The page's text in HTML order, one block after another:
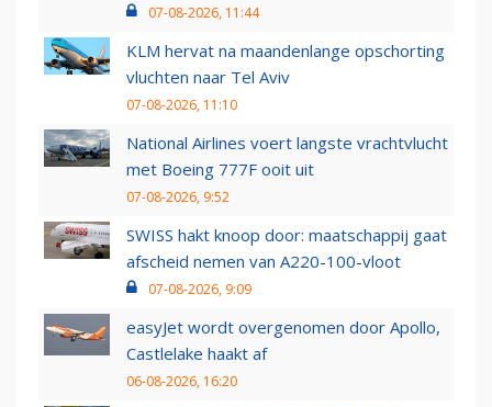
07-08-2026, 11:44
KLM hervat na maandenlange opschorting
vluchten naar Tel Aviv
07-08-2026, 11:10
National Airlines voert langste vrachtvlucht
met Boeing 777F ooit uit
07-08-2026, 9:52
SWISS hakt knoop door: maatschappij gaat
afscheid nemen van A220-100-vloot
07-08-2026, 9:09
easyJet wordt overgenomen door Apollo,
Castlelake haakt af
06-08-2026, 16:20